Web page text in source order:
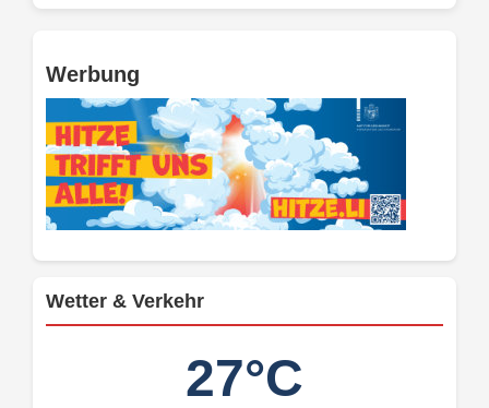
Werbung
Wetter & Verkehr
27°C